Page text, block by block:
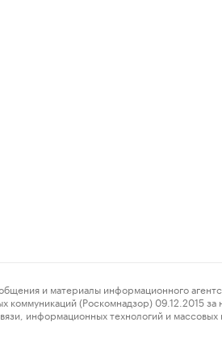
материалы информационного
(Роскомнадзор) 09.12.2015
информационных технологий и